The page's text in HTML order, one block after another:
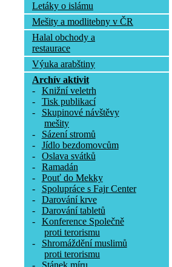
Letáky o islámu
Mešity a modlitebny v ČR
Halal obchody a
restaurace
Výuka arabštiny
Archív aktivit
-
Knižní veletrh
-
Tisk publikací
-
Skupinové návštěvy
mešity
-
Sázení stromů
-
Jídlo bezdomovcům
-
Oslava svátků
-
Ramadán
-
Pouť do Mekky
-
Spolupráce s Fajr Center
-
Darování krve
-
Darování tabletů
-
Konference Společně
proti terorismu
-
Shromáždění muslimů
proti terorismu